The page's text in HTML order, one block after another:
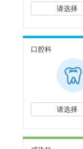
请选择
口腔科
请选择